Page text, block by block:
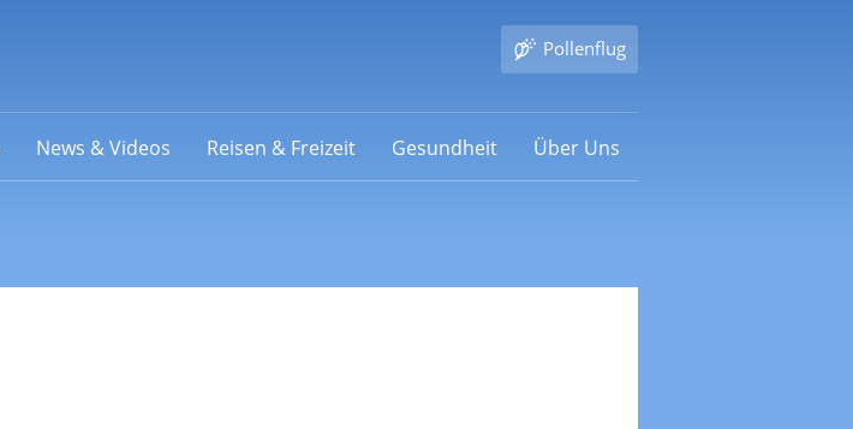
Pollenflug
News & Videos Reisen & Freizeit Gesundheit Über Uns